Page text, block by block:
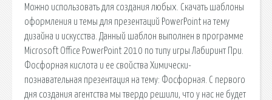
Можно использовать для создания любых. Скачать шаблоны
оформления и темы для презентаций PowerPoint на тему
дизайна и искусства. Данный шаблон выполнен в программе
Microsoft Office PowerPoint 2010 по типу игры Лабиринт При.
Фосфорная кислота и ее свойства Химически-
познавательная презентация на тему: Фосфорная. С первого
дня создания агентства мы твердо решили, что у нас не будет